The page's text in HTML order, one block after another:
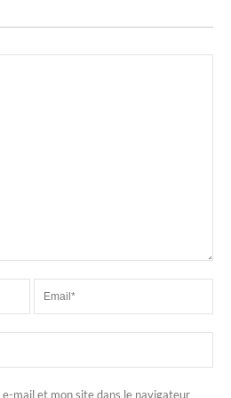
mail et mon site dans le navigateur